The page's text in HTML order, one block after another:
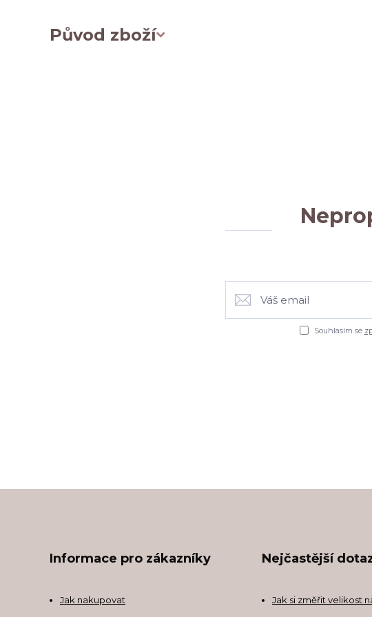
Původ zboží
Souhlasím se
Informace pro zákazníky
Jak nakupovat
Nejčastější
Jak si změřit velikost